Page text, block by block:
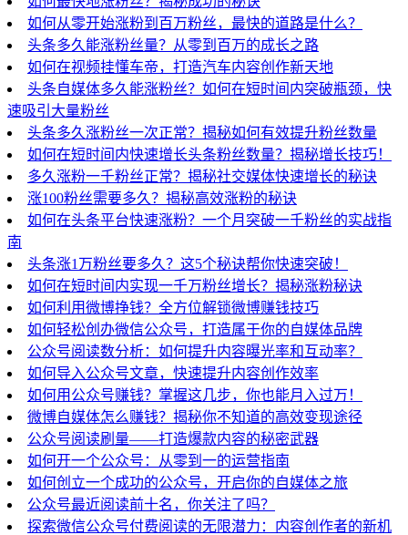
如何从零开始涨粉到百万粉丝，最快的道路是什么？
头条多久能涨粉丝量？从零到百万的成长之路
如何在视频挂懂车帝，打造汽车内容创作新天地
头条自媒体多久能涨粉丝？如何在短时间内突破瓶颈，快
速吸引大量粉丝
头条多久涨粉丝一次正常？揭秘如何有效提升粉丝数量
如何在短时间内快速增长头条粉丝数量？揭秘增长技巧！
多久涨粉一千粉丝正常？揭秘社交媒体快速增长的秘诀
涨100粉丝需要多久？揭秘高效涨粉的秘诀
如何在头条平台快速涨粉？一个月突破一千粉丝的实战指
南
头条涨1万粉丝要多久？这5个秘诀帮你快速突破！
如何在短时间内实现一千万粉丝增长？揭秘涨粉秘诀
如何利用微博挣钱？全方位解锁微博赚钱技巧
如何轻松创办微信公众号，打造属于你的自媒体品牌
公众号阅读数分析：如何提升内容曝光率和互动率？
如何导入公众号文章，快速提升内容创作效率
如何用公众号赚钱？掌握这几步，你也能月入过万！
微博自媒体怎么赚钱？揭秘你不知道的高效变现途径
公众号阅读刷量——打造爆款内容的秘密武器
如何开一个公众号：从零到一的运营指南
如何创立一个成功的公众号，开启你的自媒体之旅
公众号最近阅读前十名，你关注了吗？
探索微信公众号付费阅读的无限潜力：内容创作者的新机